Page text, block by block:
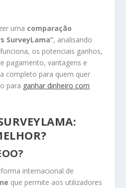
uma comparação
SurveyLama”, analisando
os potenciais ganhos,
pagamento, vantagens e
completo para quem quer
para ganhar dinheiro com
internacional de
que permite aos utilizadores